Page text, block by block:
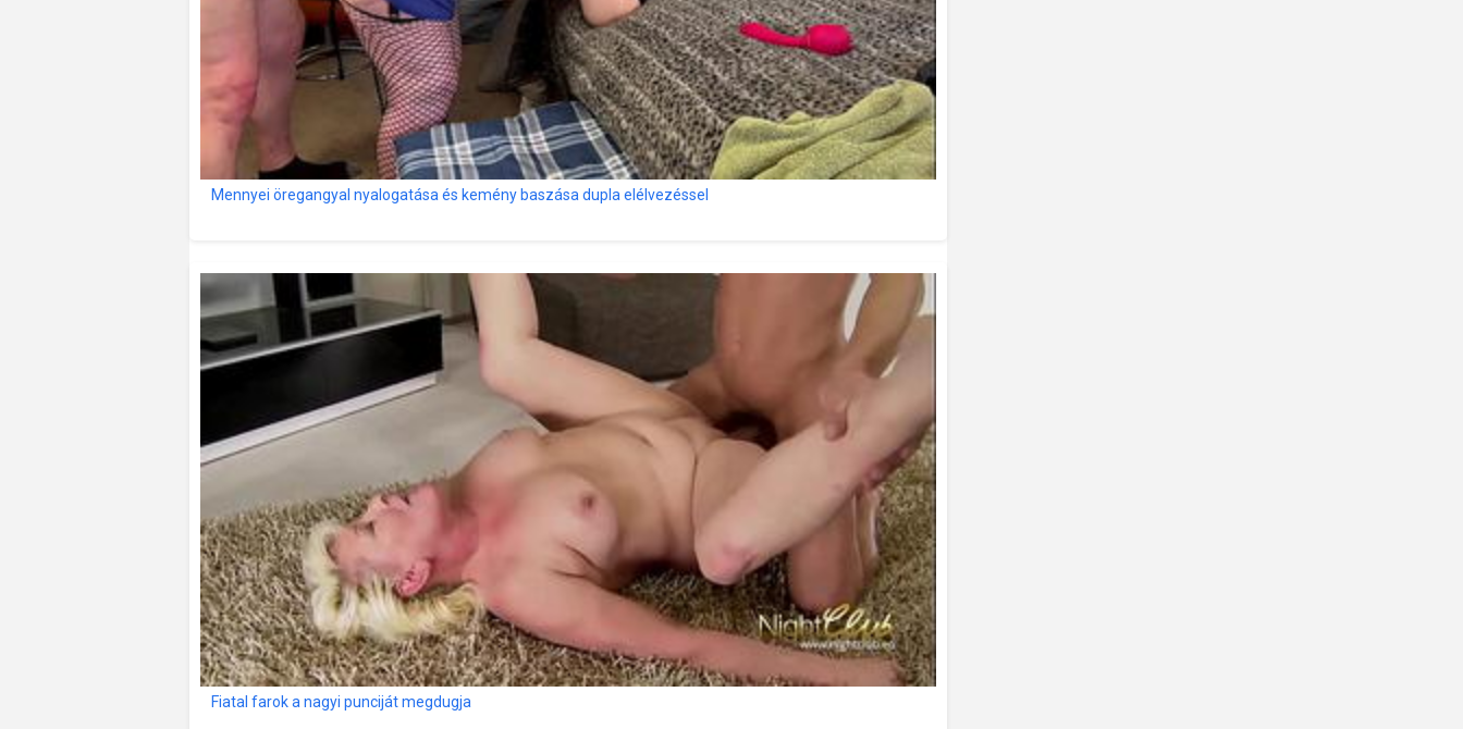
Mennyei öregangyal nyalogatása és kemény baszása dupla elélvezéssel
Fiatal farok a nagyi punciját megdugja